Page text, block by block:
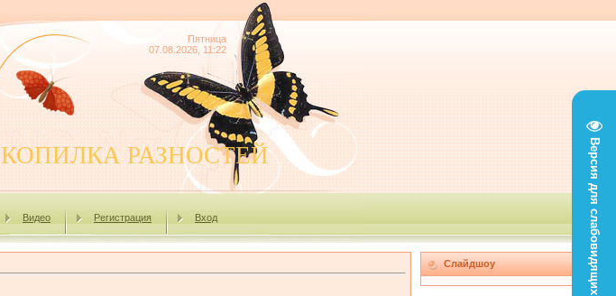
Версия для слабовидящих
Пятница
07.08.2026, 11:22
КОПИЛКА РАЗНОСТЕЙ
Видео Регистрация Вход
Слайдшоу